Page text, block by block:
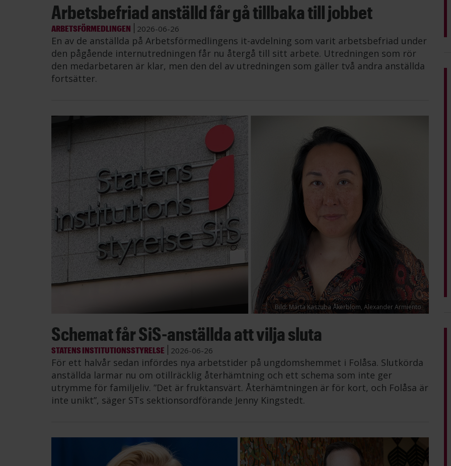
Arbetsbefriad anställd får gå tillbaka till jobbet
ARBETSFÖRMEDLINGEN 2026-06-26
En av de anställda på Arbetsförmedlingens it-avdelning som varit arbetsbefriad under
den pågående internutredningen får nu återgå till sitt arbete. Utredningen som rör
den medarbetaren är klar, men den del av utredningen som gäller två andra anställda
fortsätter.
Bild: Marta Kaszuba Åkerblom, Alexander Armiento
Schemat får SiS-anställda att vilja sluta
STATENS INSTITUTIONSSTYRELSE 2026-06-26
För ett halvår sedan infördes nya arbetstider på ungdomshemmet i Folåsa. Slutkörda
anställda larmar nu om otillräcklig återhämtning och ett schema som inte ger
utrymme för familjeliv. ”Det är fruktansvärt. Återhämtningen är för kort, och Folåsa är
inte unikt”, säger STs sektionsordförande Jenny Kingstedt.